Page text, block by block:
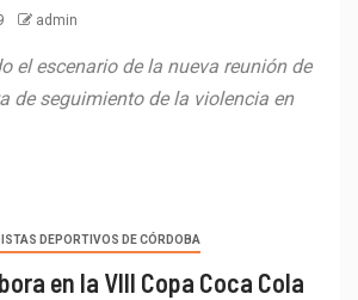
admin
el escenario de la nueva reunión de
de seguimiento de la violencia en
DEPORTIVOS DE CÓRDOBA
en la VIII Copa Coca Cola